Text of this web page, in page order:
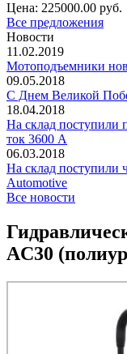
Цена: 225000.00 руб.
Все предложения
Новости
11.02.2019
Мотоподъемники
09.05.2018
С Днем Великой
18.04.2018
На склад поступили
ток 3600 А
06.03.2018
На склад поступили
Automotive
Все новости
AC30